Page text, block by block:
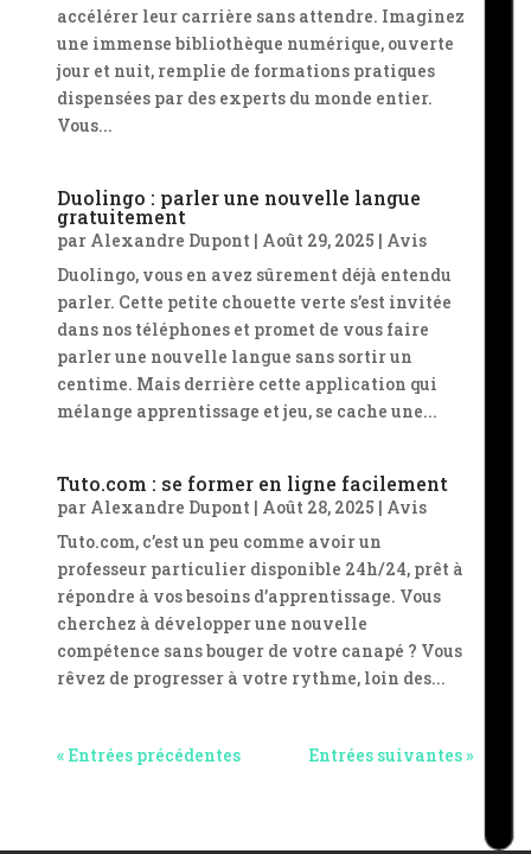
accélérer leur carrière sans attendre. Imaginez
une immense bibliothèque numérique, ouverte
jour et nuit, remplie de formations pratiques
dispensées par des experts du monde entier.
Vous...
Duolingo : parler une nouvelle langue
gratuitement
par Alexandre Dupont | Août 29, 2025 | Avis
Duolingo, vous en avez sûrement déjà entendu
parler. Cette petite chouette verte s’est invitée
dans nos téléphones et promet de vous faire
parler une nouvelle langue sans sortir un
centime. Mais derrière cette application qui
mélange apprentissage et jeu, se cache une...
Tuto.com : se former en ligne facilement
par Alexandre Dupont | Août 28, 2025 | Avis
Tuto.com, c’est un peu comme avoir un
professeur particulier disponible 24h/24, prêt à
répondre à vos besoins d’apprentissage. Vous
cherchez à développer une nouvelle
compétence sans bouger de votre canapé ? Vous
rêvez de progresser à votre rythme, loin des...
« Entrées précédentes Entrées suivantes »